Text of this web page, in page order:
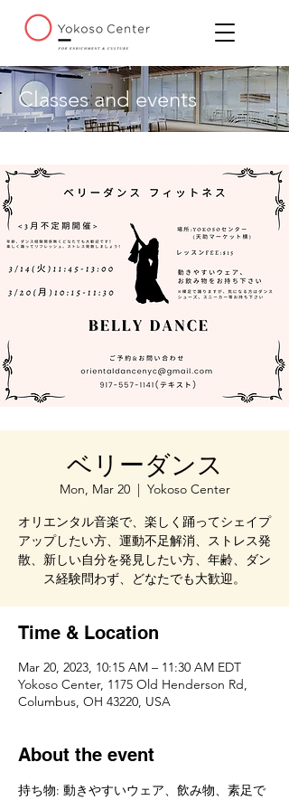
Classes and events
ベリーダンス
Mon, Mar 20
  |
Yokoso Center
オリエンタル音楽で、楽しく踊ってシェイプ
アップしたい方、運動不足解消、ストレス発
散、新しい自分を発見したい方、年齢、ダン
ス経験問わず、どなたでも大歓迎。
Time & Location
Mar 20, 2023, 10:15 AM – 11:30 AM EDT
Yokoso Center, 1175 Old Henderson Rd,
Columbus, OH 43220, USA
About the event
持ち物: 動きやすいウェア、飲み物、素足で